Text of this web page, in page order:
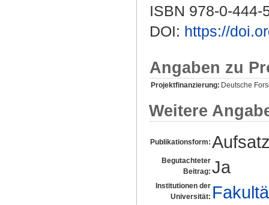
ISBN 978-0-444-
DOI: https://
Angaben zu
Projektfinanzierung: Deutsche
Weitere
Publikationsform:
Begutachteter
Beitrag: Ja
Institutionen der
Universität: